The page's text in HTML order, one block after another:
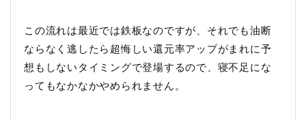
この流れは最近では鉄板なのですが、それでも油断
ならなく逃したら超悔しい還元率アップがまれに予
想もしないタイミングで登場するので、寝不足にな
ってもなかなかやめられません。